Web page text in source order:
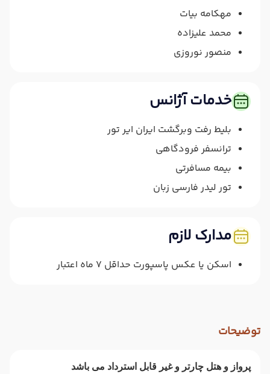
مهکامه بیات
محمد علیزاده
منصور نوروزی
خدمات آژانس
بلیط رفت وبرگشت ایران ایر تور
ترانسفر فرودگاهی
بیمه مسافرتی
تور لیدر فارسی زبان
مدارک لازم
اسکن یا عکس پاسپورت حداقل 7 ماه اعتبار
توضیحات
پرواز و هتل چارتر و غیر قابل استرداد می باشد